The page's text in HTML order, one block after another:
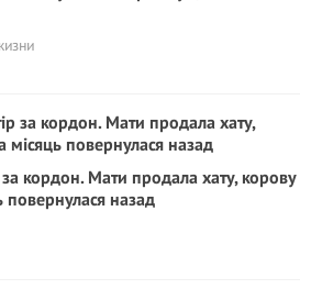
кордон. Мати продала хату, корову
повернулася назад